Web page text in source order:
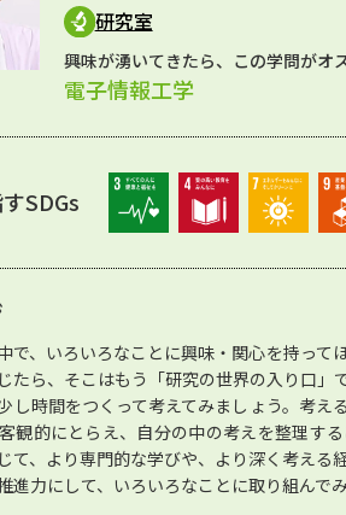
研究室
興味が湧いてきたら、この学問がオ
電子情報工学
SDGs
で、いろいろなことに興味・関心を持って
たら、そこはもう「研究の世界の入り口」
し時間をつくって考えてみましょう。考え
観的にとらえ、自分の中の考えを整理す
て、より専門的な学びや、より深く考える
進力にして、いろいろなことに取り組んで